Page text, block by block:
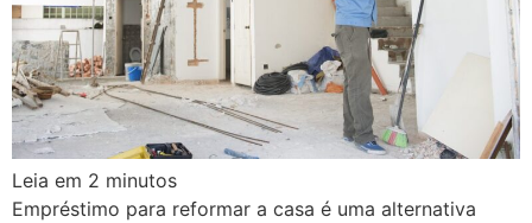
Leia em 2 minutos
Empréstimo para reformar a casa é uma alternativa